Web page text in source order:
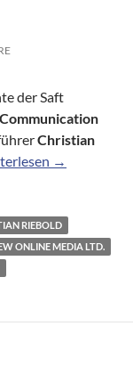
der Saft
Christian
Abzockers
→
RIEBOLD
ONLINE MEDIA LTD.